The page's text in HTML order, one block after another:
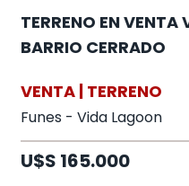
TERRENO EN VENTA
BARRIO CERRADO
VENTA | TERRENO
Funes - Vida Lagoon
U$S 165.000